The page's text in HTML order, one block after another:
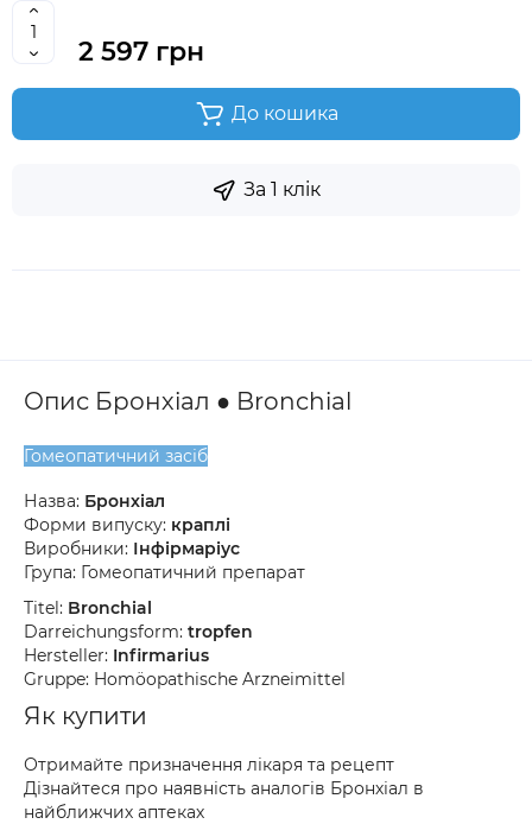
2 597 грн
До кошика
За 1 клік
Опис Бронхіал ● Bronchial
Гомеопатичний засіб
Назва: Бронхіал
Форми випуску: краплі
Виробники: Інфірмаріус
Група: Гомеопатичний препарат
Titel: Bronchial
Darreichungsform: tropfen
Hersteller: Infirmarius
Gruppe: Homöopathische Arzneimittel
Як купити
Отримайте призначення лікаря та рецепт
Дізнайтеся про наявність аналогів Бронхіал в
найближчих аптеках